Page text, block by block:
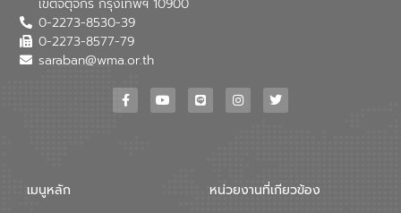
เขตจตุจักร กรุงเทพฯ 10900
0-2273-8530-39
0-2273-8577-79
saraban@wma.or.th
เมนูหลัก หน่วยงานที่เกียวข้อง